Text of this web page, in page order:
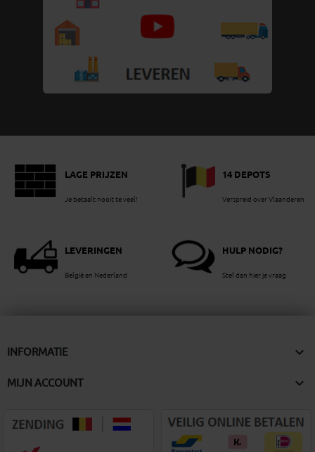
LAGE PRIJZEN
Je betaalt nooit te veel!
14 DEPOTS
Verspreid over Vlaanderen
LEVERINGEN
België en Nederland
HULP NODIG?
Stel dan hier je vraag
INFORMATIE 
MIJN ACCOUNT 